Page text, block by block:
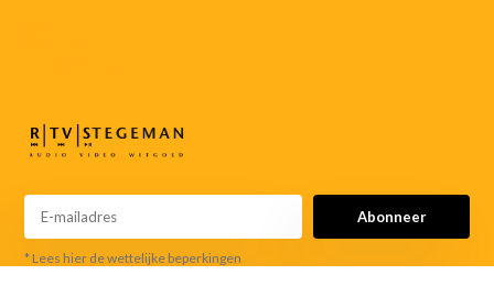
Abonneer
* Lees hier de wettelijke beperkingen